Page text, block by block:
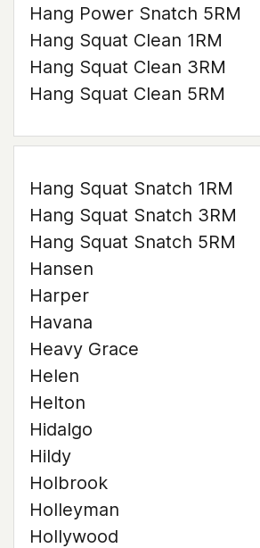
Hang Power Snatch 5RM
Hang Squat Clean 1RM
Hang Squat Clean 3RM
Hang Squat Clean 5RM
Hang Squat Snatch 1RM
Hang Squat Snatch 3RM
Hang Squat Snatch 5RM
Hansen
Harper
Havana
Heavy Grace
Helen
Helton
Hidalgo
Hildy
Holbrook
Holleyman
Hollywood